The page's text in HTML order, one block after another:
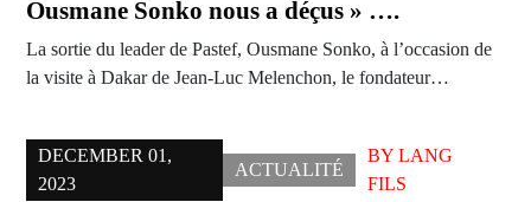
Ousmane Sonko nous a déçus » ….
La sortie du leader de Pastef, Ousmane Sonko, à l’occasion de
la visite à Dakar de Jean-Luc Melenchon, le fondateur…
DECEMBER 01,
2023
ACTUALITÉ
BY LANG
FILS